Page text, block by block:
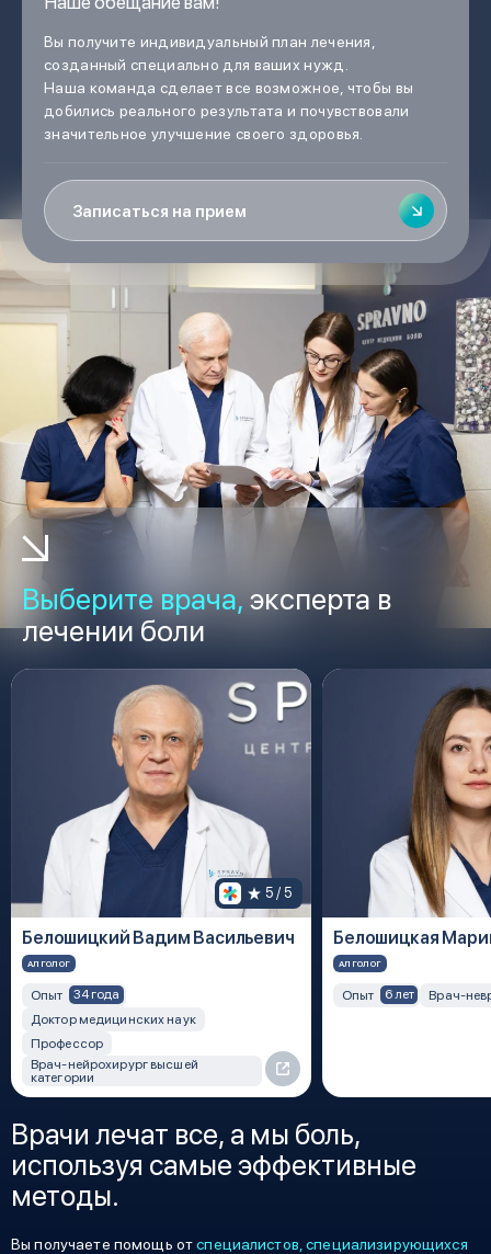
Вы получите индивидуальный план лечения,
созданный специально для ваших нужд.
Наша команда сделает все возможное, чтобы вы
добились реального результата и почувствовали
значительное улучшение своего здоровья.
Записаться на прием
Выберите врача, эксперта в
лечении боли
5 / 5
Белошицкий Вадим Васильевич
АЛГОЛОГ
Опыт
34 года
Доктор медицинских наук
Профессор
Врач-нейрохирург высшей
категории
Белошицкая
АЛГОЛОГ
Опыт 6 лет Врач-
Врачи лечат все, а мы боль,
используя самые эффективные
методы.
Вы получаете помощь отспециалистов, специализирующихся